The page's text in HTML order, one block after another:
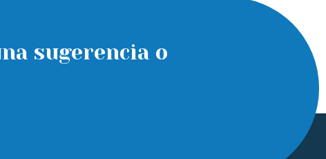
sugerencia o